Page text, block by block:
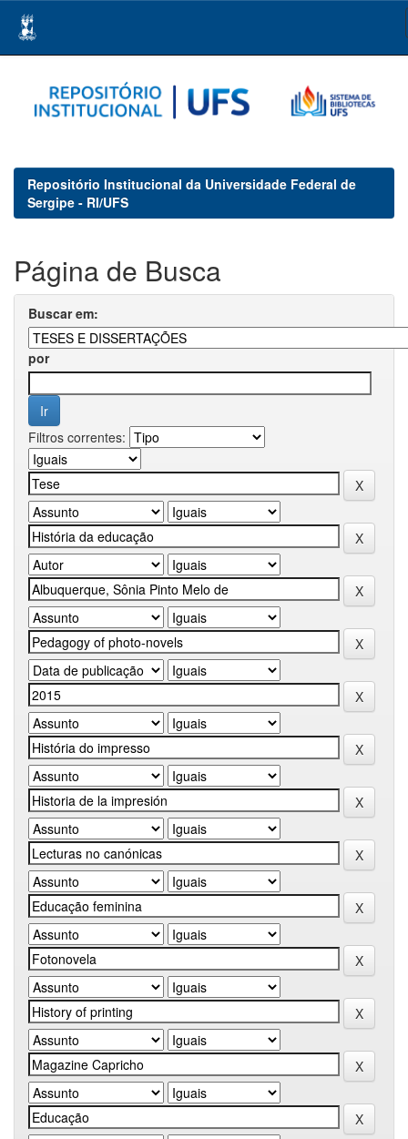
navigation
Repositório Institucional da Universidade Federal de
Sergipe - RI/UFS
Página de Busca
Buscar em:
por
Filtros correntes: